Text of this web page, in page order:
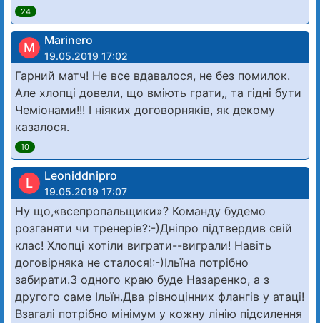
24
M Marinero
19.05.2019 17:02
Гарний матч! Не все вдавалося, не без помилок.
Але хлопці довели, що вміють грати,, та гідні бути
Чеміонами!!! І ніяких договорняків, як декому
казалося.
10
L Leoniddnipro
19.05.2019 17:07
Ну що,«всепропальщики»? Команду будемо
розганяти чи тренерів?:-)Дніпро підтвердив свій
клас! Хлопці хотіли виграти--виграли! Навіть
договірняка не сталося!:-)Ільїна потрібно
забирати.З одного краю буде Назаренко, а з
другого саме Ільїн.Два рівноцінних флангів у атаці!
Взагалі потрібно мінімум у кожну лінію підсилення